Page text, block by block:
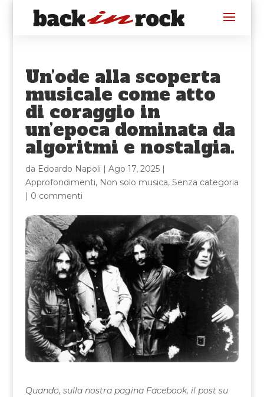
Un’ode alla scoperta
musicale come atto
di coraggio in
un’epoca dominata da
algoritmi e nostalgia.
da Edoardo Napoli | Ago 17, 2025|
Approfondimenti, Non solo musica, Senza categoria
| 0 commenti
Quando, sulla nostra pagina Facebook, il post su